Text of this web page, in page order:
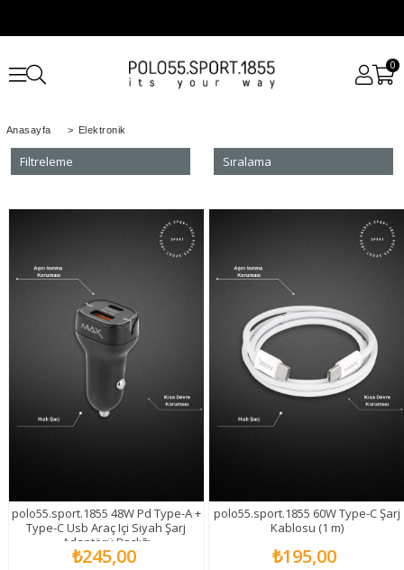
0
Anasayfa > Elektronik
Filtreleme Sıralama
polo55.sport.1855 48W Pd Type-A +
Type-C Usb Araç Içi Siyah Şarj
Adaptörü Başlığı
₺245,00
polo55.sport.1855 60W Type-C Şarj
Kablosu (1 m)
₺195,00